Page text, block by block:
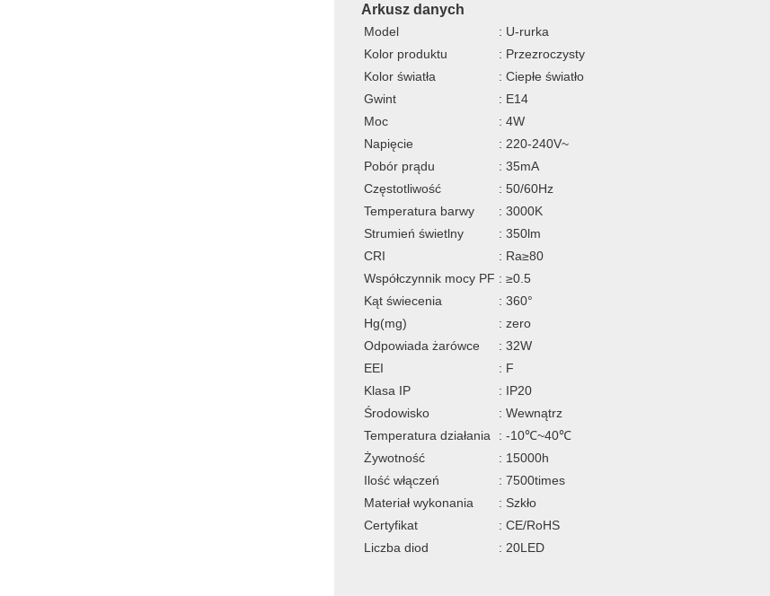
Arkusz danych
Model
: U-rurka
Kolor produktu
: Przezroczysty
Kolor światła
: Ciepłe światło
Gwint
: E14
Moc
: 4W
Napięcie
: 220-240V~
Pobór prądu
: 35mA
Częstotliwość
: 50/60Hz
Temperatura barwy
: 3000K
Strumień świetlny
: 350lm
CRI
: Ra≥80
Współczynnik mocy PF : ≥0.5
Kąt świecenia
: 360°
Hg(mg)
: zero
Odpowiada żarówce
: 32W
EEI
: F
Klasa IP
: IP20
Środowisko
: Wewnątrz
Temperatura działania
: -10℃~40℃
Żywotność
: 15000h
Ilość włączeń
: 7500times
Materiał wykonania
: Szkło
Certyfikat
: CE/RoHS
Liczba diod
: 20LED